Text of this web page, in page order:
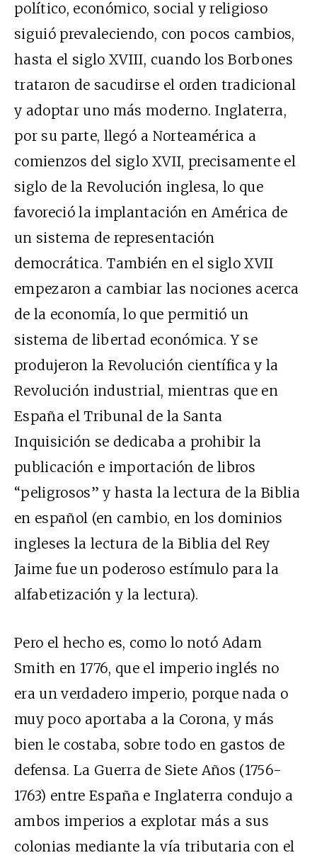
político, económico, social y religioso
siguió prevaleciendo, con pocos cambios,
hasta el siglo XVIII, cuando los Borbones
trataron de sacudirse el orden tradicional
y adoptar uno más moderno. Inglaterra,
por su parte, llegó a Norteamérica a
comienzos del siglo XVII, precisamente el
siglo de la Revolución inglesa, lo que
favoreció la implantación en América de
un sistema de representación
democrática. También en el siglo XVII
empezaron a cambiar las nociones acerca
de la economía, lo que permitió un
sistema de libertad económica. Y se
produjeron la Revolución científica y la
Revolución industrial, mientras que en
España el Tribunal de la Santa
Inquisición se dedicaba a prohibir la
publicación e importación de libros
“peligrosos” y hasta la lectura de la Biblia
en español (en cambio, en los dominios
ingleses la lectura de la Biblia del Rey
Jaime fue un poderoso estímulo para la
alfabetización y la lectura).
Pero el hecho es, como lo notó Adam
Smith en 1776, que el imperio inglés no
era un verdadero imperio, porque nada o
muy poco aportaba a la Corona, y más
bien le costaba, sobre todo en gastos de
defensa. La Guerra de Siete Años (1756-
1763) entre España e Inglaterra condujo a
ambos imperios a explotar más a sus
colonias mediante la vía tributaria con el